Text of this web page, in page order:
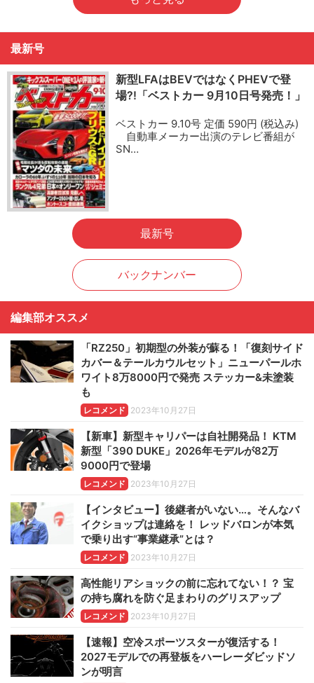
最新号
新型LFAはBEVではなくPHEVで登
場?!「ベストカー 9月10日号発売！」
ベストカー 9.10号 定価 590円 (税込み)
自動車メーカー出演のテレビ番組が
SN…
最新号
バックナンバー
編集部オススメ
「RZ250」初期型の外装が蘇る！「復刻サイド
カバー＆テールカウルセット」ニューパールホ
ワイト8万8000円で発売 ステッカー&未塗装
も
レコメンド 2023年10月27日
【新車】新型キャリパーは自社開発品！ KTM
新型「390 DUKE」2026年モデルが82万
9000円で登場
レコメンド 2023年10月27日
【インタビュー】後継者がいない…。そんなバ
イクショップは連絡を！ レッドバロンが本気
で乗り出す“事業継承”とは？
レコメンド 2023年10月27日
高性能リアショックの前に忘れてない！？ 宝
の持ち腐れを防ぐ足まわりのグリスアップ
レコメンド 2023年10月27日
【速報】空冷スポーツスターが復活する！
2027モデルでの再登板をハーレーダビッドソ
ンが明言